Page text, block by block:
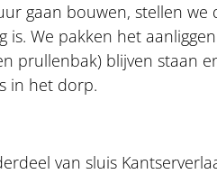
gaan bouwen, stellen
is. We pakken het
prullenbak) blijven staan
in het dorp.
van sluis